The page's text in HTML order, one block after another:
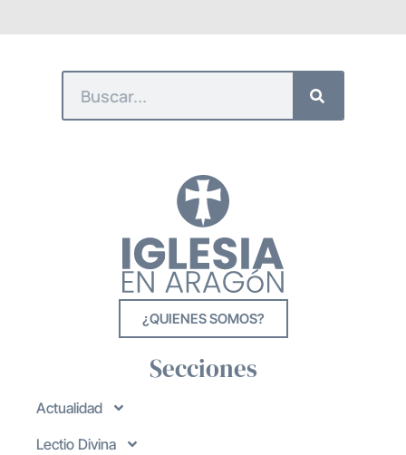
¿QUIENES SOMOS?
Secciones
Actualidad
Lectio Divina